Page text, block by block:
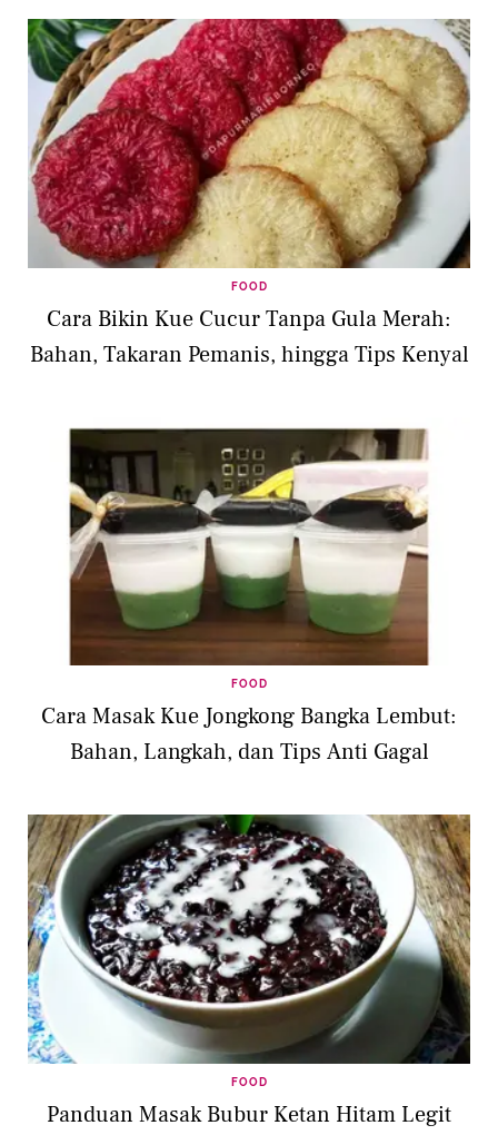
FOOD
Cara Bikin Kue Cucur Tanpa Gula Merah:
Bahan, Takaran Pemanis, hingga Tips Kenyal
FOOD
Cara Masak Kue Jongkong Bangka Lembut:
Bahan, Langkah, dan Tips Anti Gagal
FOOD
Panduan Masak Bubur Ketan Hitam Legit